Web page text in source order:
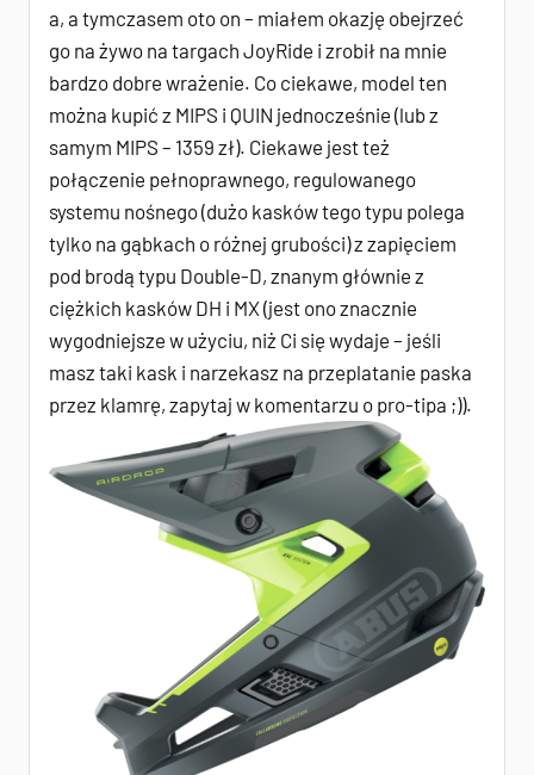
a, a tymczasem oto on – miałem okazję obejrzeć
go na żywo na targach JoyRide i zrobił na mnie
bardzo dobre wrażenie. Co ciekawe, model ten
można kupić z MIPS i QUIN jednocześnie (lub z
samym MIPS – 1359 zł). Ciekawe jest też
połączenie pełnoprawnego, regulowanego
systemu nośnego (dużo kasków tego typu polega
tylko na gąbkach o różnej grubości) z zapięciem
pod brodą typu Double-D, znanym głównie z
ciężkich kasków DH i MX (jest ono znacznie
wygodniejsze w użyciu, niż Ci się wydaje – jeśli
masz taki kask i narzekasz na przeplatanie paska
przez klamrę, zapytaj w komentarzu o pro-tipa ;)).